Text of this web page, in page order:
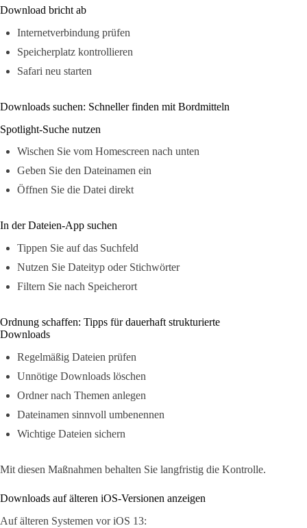
Download bricht ab
Internetverbindung prüfen
Speicherplatz kontrollieren
Safari neu starten
Downloads suchen: Schneller finden mit Bordmitteln
Spotlight-Suche nutzen
Wischen Sie vom Homescreen nach unten
Geben Sie den Dateinamen ein
Öffnen Sie die Datei direkt
In der Dateien-App suchen
Tippen Sie auf das Suchfeld
Nutzen Sie Dateityp oder Stichwörter
Filtern Sie nach Speicherort
Ordnung schaffen: Tipps für dauerhaft strukturierte
Downloads
Regelmäßig Dateien prüfen
Unnötige Downloads löschen
Ordner nach Themen anlegen
Dateinamen sinnvoll umbenennen
Wichtige Dateien sichern
Mit diesen Maßnahmen behalten Sie langfristig die Kontrolle.
Downloads auf älteren iOS-Versionen anzeigen
Auf älteren Systemen vor iOS 13: